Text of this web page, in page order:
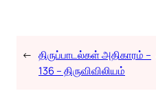
← திருப்பாடல்கள் அதிகாரம் –
136 – திருவிவிலியம்